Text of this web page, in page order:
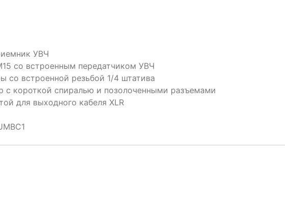
УВЧ
со встроенным передатчиком УВЧ
со встроенной резьбой 1/4 штатива
с короткой спиралью и позолоченными разъемами
для выходного кабеля XLR